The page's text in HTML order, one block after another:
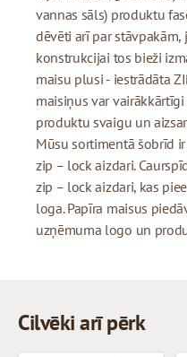
vannas sāls) produktu
dēvēti arī par
konstrukcijai tos bieži
maisu plusi - iestrādāta
maisiņus var
produktu svaigu un
Mūsu sortimentā šobrīd
zip – lock aizdari.
zip – lock aizdari, kas
loga. Papīra maisus
uzņēmuma logo un
Cilvēki arī pērk